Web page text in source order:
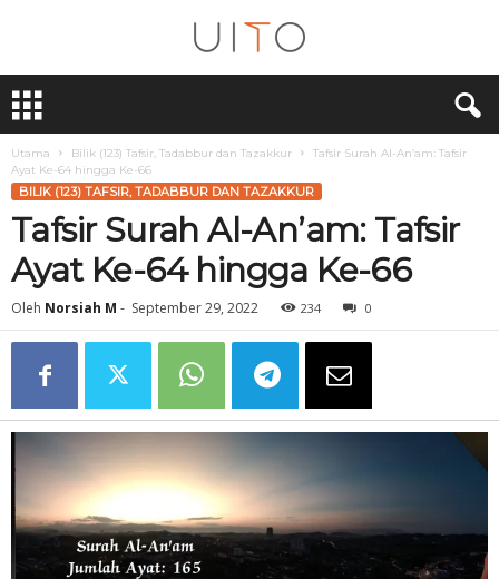
T
Utama Bilik (123) Tafsir, Tadabbur dan Tazakkur
Tafsir Surah Al-An’am: Tafsir
Ayat Ke-64 hingga Ke-66
BILIK (123) TAFSIR, TADABBUR DAN TAZAKKUR
Tafsir Surah Al-An’am: Tafsir
Ayat Ke-64 hingga Ke-66
Oleh Norsiah M - September 29, 2022 234 0